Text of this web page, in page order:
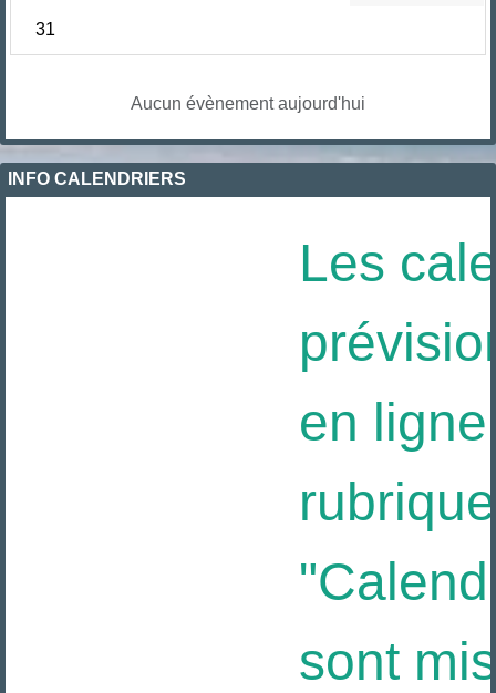
31
Aucun évènement aujourd'hui
INFO CALENDRIERS
Les
en ligne
rubrique
sont